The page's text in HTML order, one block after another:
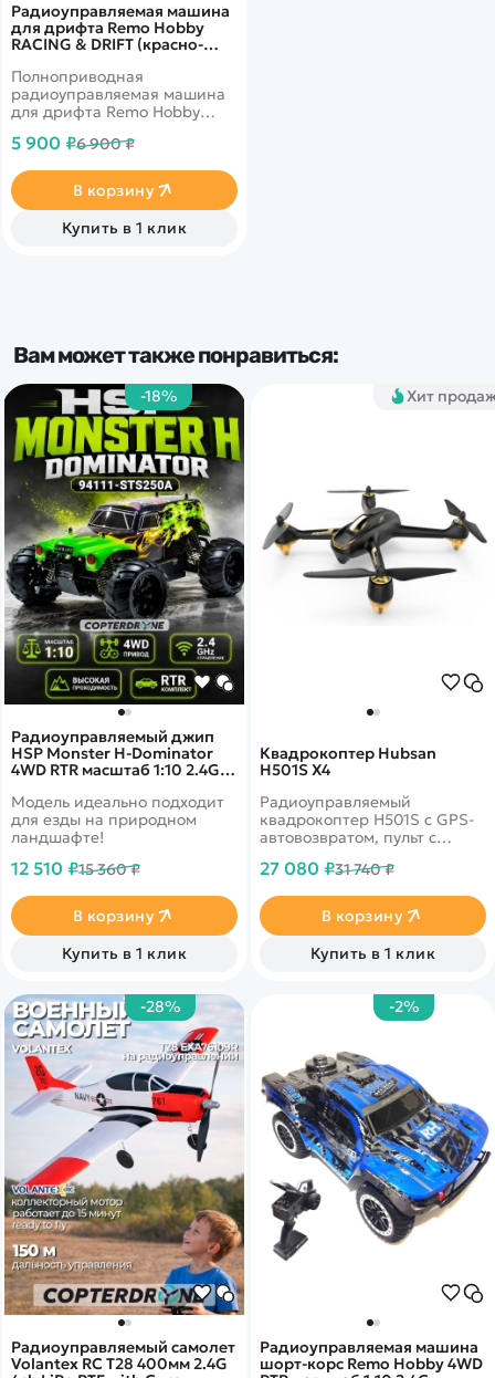
Радиоуправляемая машина
для дрифта Remo Hobby
RACING & DRIFT (красно-
RH1411-DRB
Полноприводная
радиоуправляемая машина
для дрифта Remo Hobby
коллекторым мотором в
5 900 ₽6 900 ₽
В корзину
Купить в 1 клик
Вам может также понравиться:
Хит
Квадрокоптер Hubsan
H501S X4
Радиоуправляемый
квадрокоптер H501S с GPS-
автовозвратом, пульт с
за мной'
27 080 ₽31 740 ₽
В корзину
Купить в 1 клик
-18%
Радиоуправляемый джип
HSP Monster H-Dominator
4WD RTR масштаб 1:10 2.4G -
Модель идеально подходит
для езды на природном
ландшафте!
12 510 ₽15 360 ₽
В корзину
Купить в 1 клик
-28%
Радиоуправляемый самолет
Volantex RC T28 400мм 2.4G
-2%
Радиоуправляемая машина
шорт-корс Remo Hobby 4WD